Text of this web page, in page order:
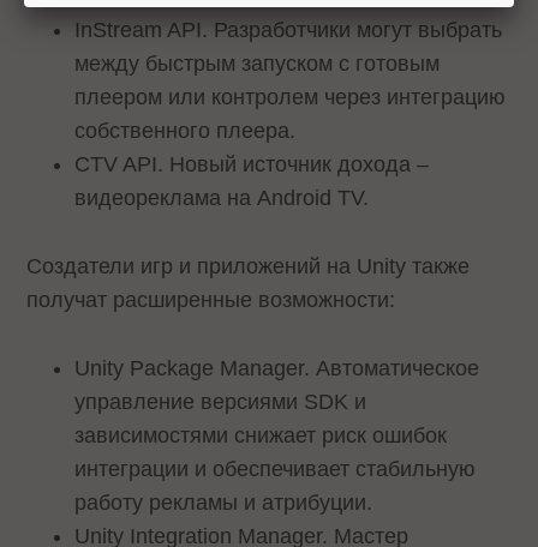
InStream API. Разработчики могут выбрать
между быстрым запуском с готовым
плеером или контролем через интеграцию
собственного плеера.
CTV API. Новый источник дохода –
видеореклама на Android TV.
Создатели игр и приложений на Unity также
получат расширенные возможности:
Unity Package Manager. Автоматическое
управление версиями SDK и
зависимостями снижает риск ошибок
интеграции и обеспечивает стабильную
работу рекламы и атрибуции.
Unity Integration Manager. Мастер